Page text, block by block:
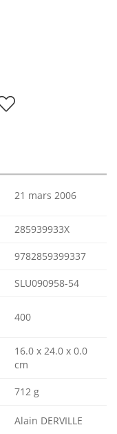
21 mars 2006
285939933X
9782859399337
SLU090958-54
400
16.0 x 24.0 x 0.0
cm
712 g
Alain DERVILLE